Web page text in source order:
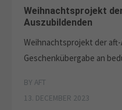
Weihnachtsprojekt
Auszubildenden
Weihnachtsprojekt der
Geschenkübergabe an
BY AFT
13. DECEMBER 2023